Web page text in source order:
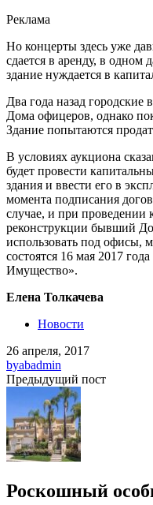
Реклама
Но концерты здесь уже
сдается в аренду, в одном
здание нуждается в
Два года назад
Дома офицеров, однако
Здание попытаются
В условиях аукциона
будет провести
здания и ввести его в
момента подписания
случае, и при проведении
реконструкции бывший
использовать под офисы,
состоятся 16 мая 2017
Имущество».
Елена Толкачева
Новости
26 апреля, 2017
byabadmin
Предыдущий пост
Роскошный